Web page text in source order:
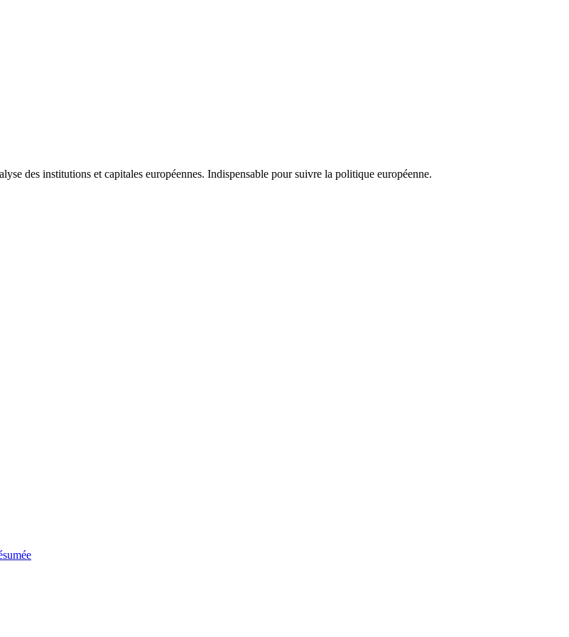
des institutions et capitales européennes. Indispensable pour suivre la politique européenne.